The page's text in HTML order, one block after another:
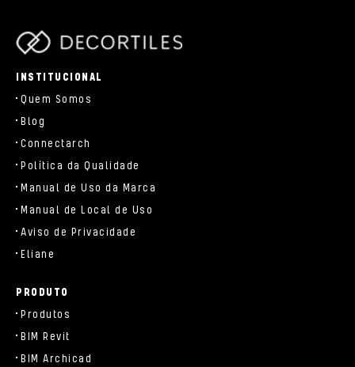
INSTITUCIONAL
Quem Somos
Blog
Connectarch
Política da Qualidade
Manual de Uso da Marca
Manual de Local de Uso
Aviso de Privacidade
Eliane
PRODUTO
Produtos
BIM Revit
BIM Archicad